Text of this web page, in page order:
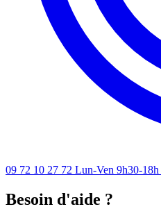
09 72 10 27 72 Lun-Ven 9h30-
Besoin d'aide ?